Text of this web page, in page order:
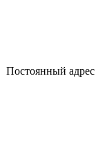
Постоянный